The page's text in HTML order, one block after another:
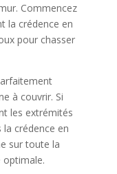
Commencez
la crédence en
pour chasser
à couvrir. Si
les extrémités
crédence en
sur toute la
optimale.